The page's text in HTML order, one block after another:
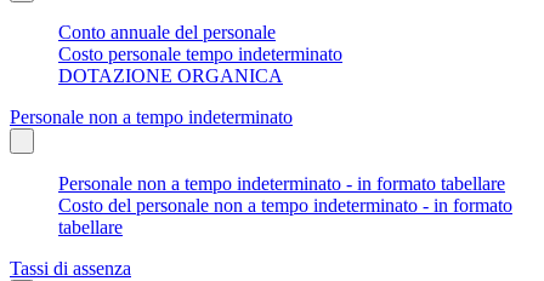
Conto annuale del personale
Costo personale tempo indeterminato
DOTAZIONE ORGANICA
Personale non a tempo indeterminato
Personale non a tempo indeterminato - in formato tabellare
Costo del personale non a tempo indeterminato - in formato
tabellare
Tassi di assenza